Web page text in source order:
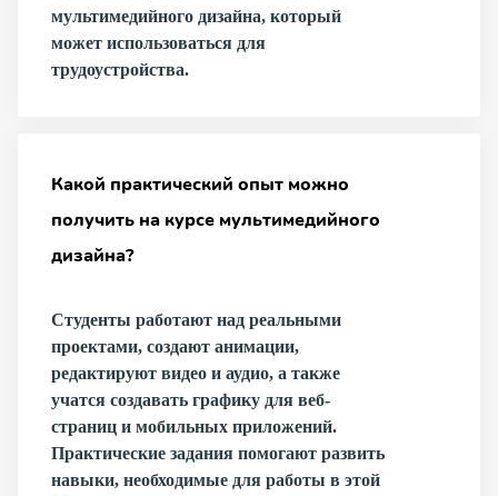
мультимедийного дизайна, который
может использоваться для
трудоустройства.
Какой практический опыт можно
получить на курсе мультимедийного
дизайна?
Студенты работают над реальными
проектами, создают анимации,
редактируют видео и аудио, а также
учатся создавать графику для веб-
страниц и мобильных приложений.
Практические задания помогают развить
навыки, необходимые для работы в этой